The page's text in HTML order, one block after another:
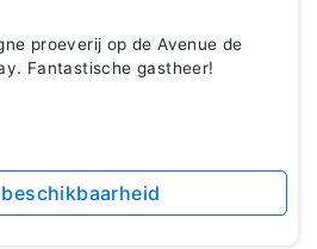
proeverij op de Avenue de
Fantastische gastheer!